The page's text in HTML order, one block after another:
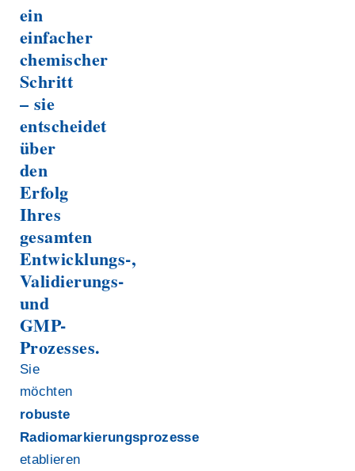
ein
einfacher
chemischer
Schritt
– sie
entscheidet
über
den
Erfolg
Ihres
gesamten
Entwicklungs-,
Validierungs-
und
GMP-
Prozesses.
Sie
möchten
robuste
Radiomarkierungsprozesse
etablieren